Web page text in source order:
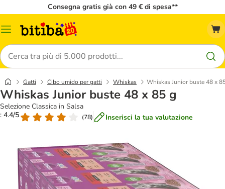
Consegna gratis già con 49 € di spesa**
Overview
Cerca
Gatti Cibo umido per gatti Whiskas Whiskas Junior buste 48 x
Whiskas Junior buste 48 x 85 g
Selezione Classica in Salsa
: 4.4/5
(78) Inserisci la tua valutazione